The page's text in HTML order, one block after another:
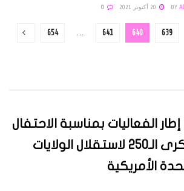
BY
639
640
641
…
654
الفعاليات بمناسبة الاحتفال
بالذكرى الـ250 لاستقلال الولايات
الأمريكية